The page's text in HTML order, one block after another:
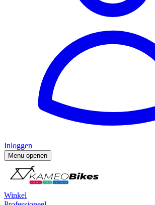
Inloggen
Menu openen
Winkel